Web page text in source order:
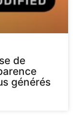
de
générés